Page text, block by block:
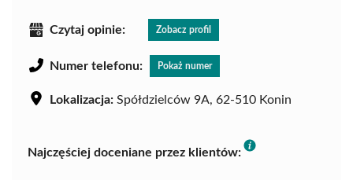
Czytaj opinie: Zobacz profil
Numer telefonu: Pokaż numer
Lokalizacja: Spółdzielców 9A, 62-510 Konin
Najczęściej doceniane przez klientów: